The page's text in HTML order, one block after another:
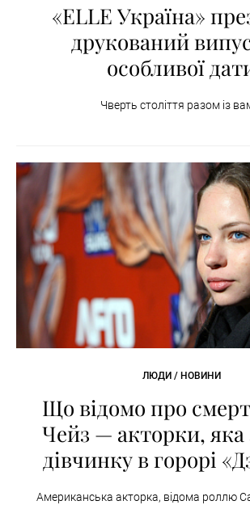
«ELLE Україна»
друкований
особливої
Чверть століття разом із
ЛЮДИ / НОВИНИ
Що відомо про
Чейз — акторки, яка
дівчинку в горорі
Американська акторка, відома роллю